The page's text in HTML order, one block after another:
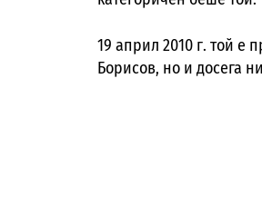
19 април 2010 г. той е
Борисов, но и досега